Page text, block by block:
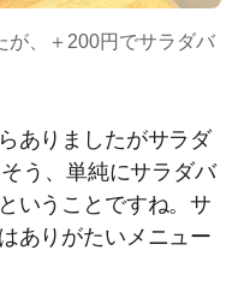
が、＋200円でサラダバ
ありましたがサラダ
う、単純にサラダバ
いうことですね。サ
ありがたいメニュー